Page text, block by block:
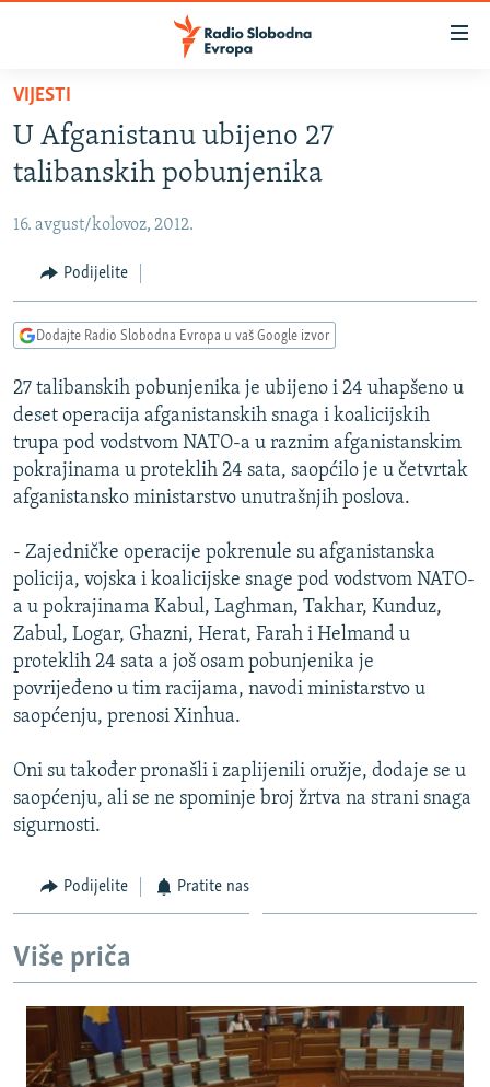
Pređite
glavni
sadržaj
na
navigaciju
Pređite
na
VIJESTI
BOSNA I HERCEGOVINA
KOSOVO
CRNA GORA
VIDEO
FOTOGALERIJE
INFOGRAFIKE
PODCASTI
RAT U UKRAJINI
KINA NA BALKANU
RSE PRIČE IZ SVIJETA
ISPRIČAJ MI
DNEVNO@RSE
SPECIJALI RSE
VIŠE OD NASLOVA
GENOCID U SREBRENICI
POPLAVE I KLIZIŠTA U BIH 2024.
POST SCRIPTUM
MOJA EVROPA
NASTANAK I RASPAD JUGOSLAVIJE
PRATITE NAS
VIJESTI
U Afganistanu ubijeno 27
talibanskih pobunjenika
16. avgust/kolovoz, 2012.
Podijelite
Dodajte Radio Slobodna Evropa u vaš Google izvor
27 talibanskih pobunjenika je ubijeno i 24 uhapšeno u
deset operacija afganistanskih snaga i koalicijskih
trupa pod vodstvom NATO-a u raznim afganistanskim
pokrajinama u proteklih 24 sata, saopćilo je u četvrtak
afganistansko ministarstvo unutrašnjih poslova.
- Zajedničke operacije pokrenule su afganistanska
policija, vojska i koalicijske snage pod vodstvom NATO-
a u pokrajinama Kabul, Laghman, Takhar, Kunduz,
Zabul, Logar, Ghazni, Herat, Farah i Helmand u
proteklih 24 sata a još osam pobunjenika je
povrijeđeno u tim racijama, navodi ministarstvo u
saopćenju, prenosi Xinhua.
Oni su također pronašli i zaplijenili oružje, dodaje se u
saopćenju, ali se ne spominje broj žrtva na strani snaga
sigurnosti.
Podijelite Pratite nas
Više priča